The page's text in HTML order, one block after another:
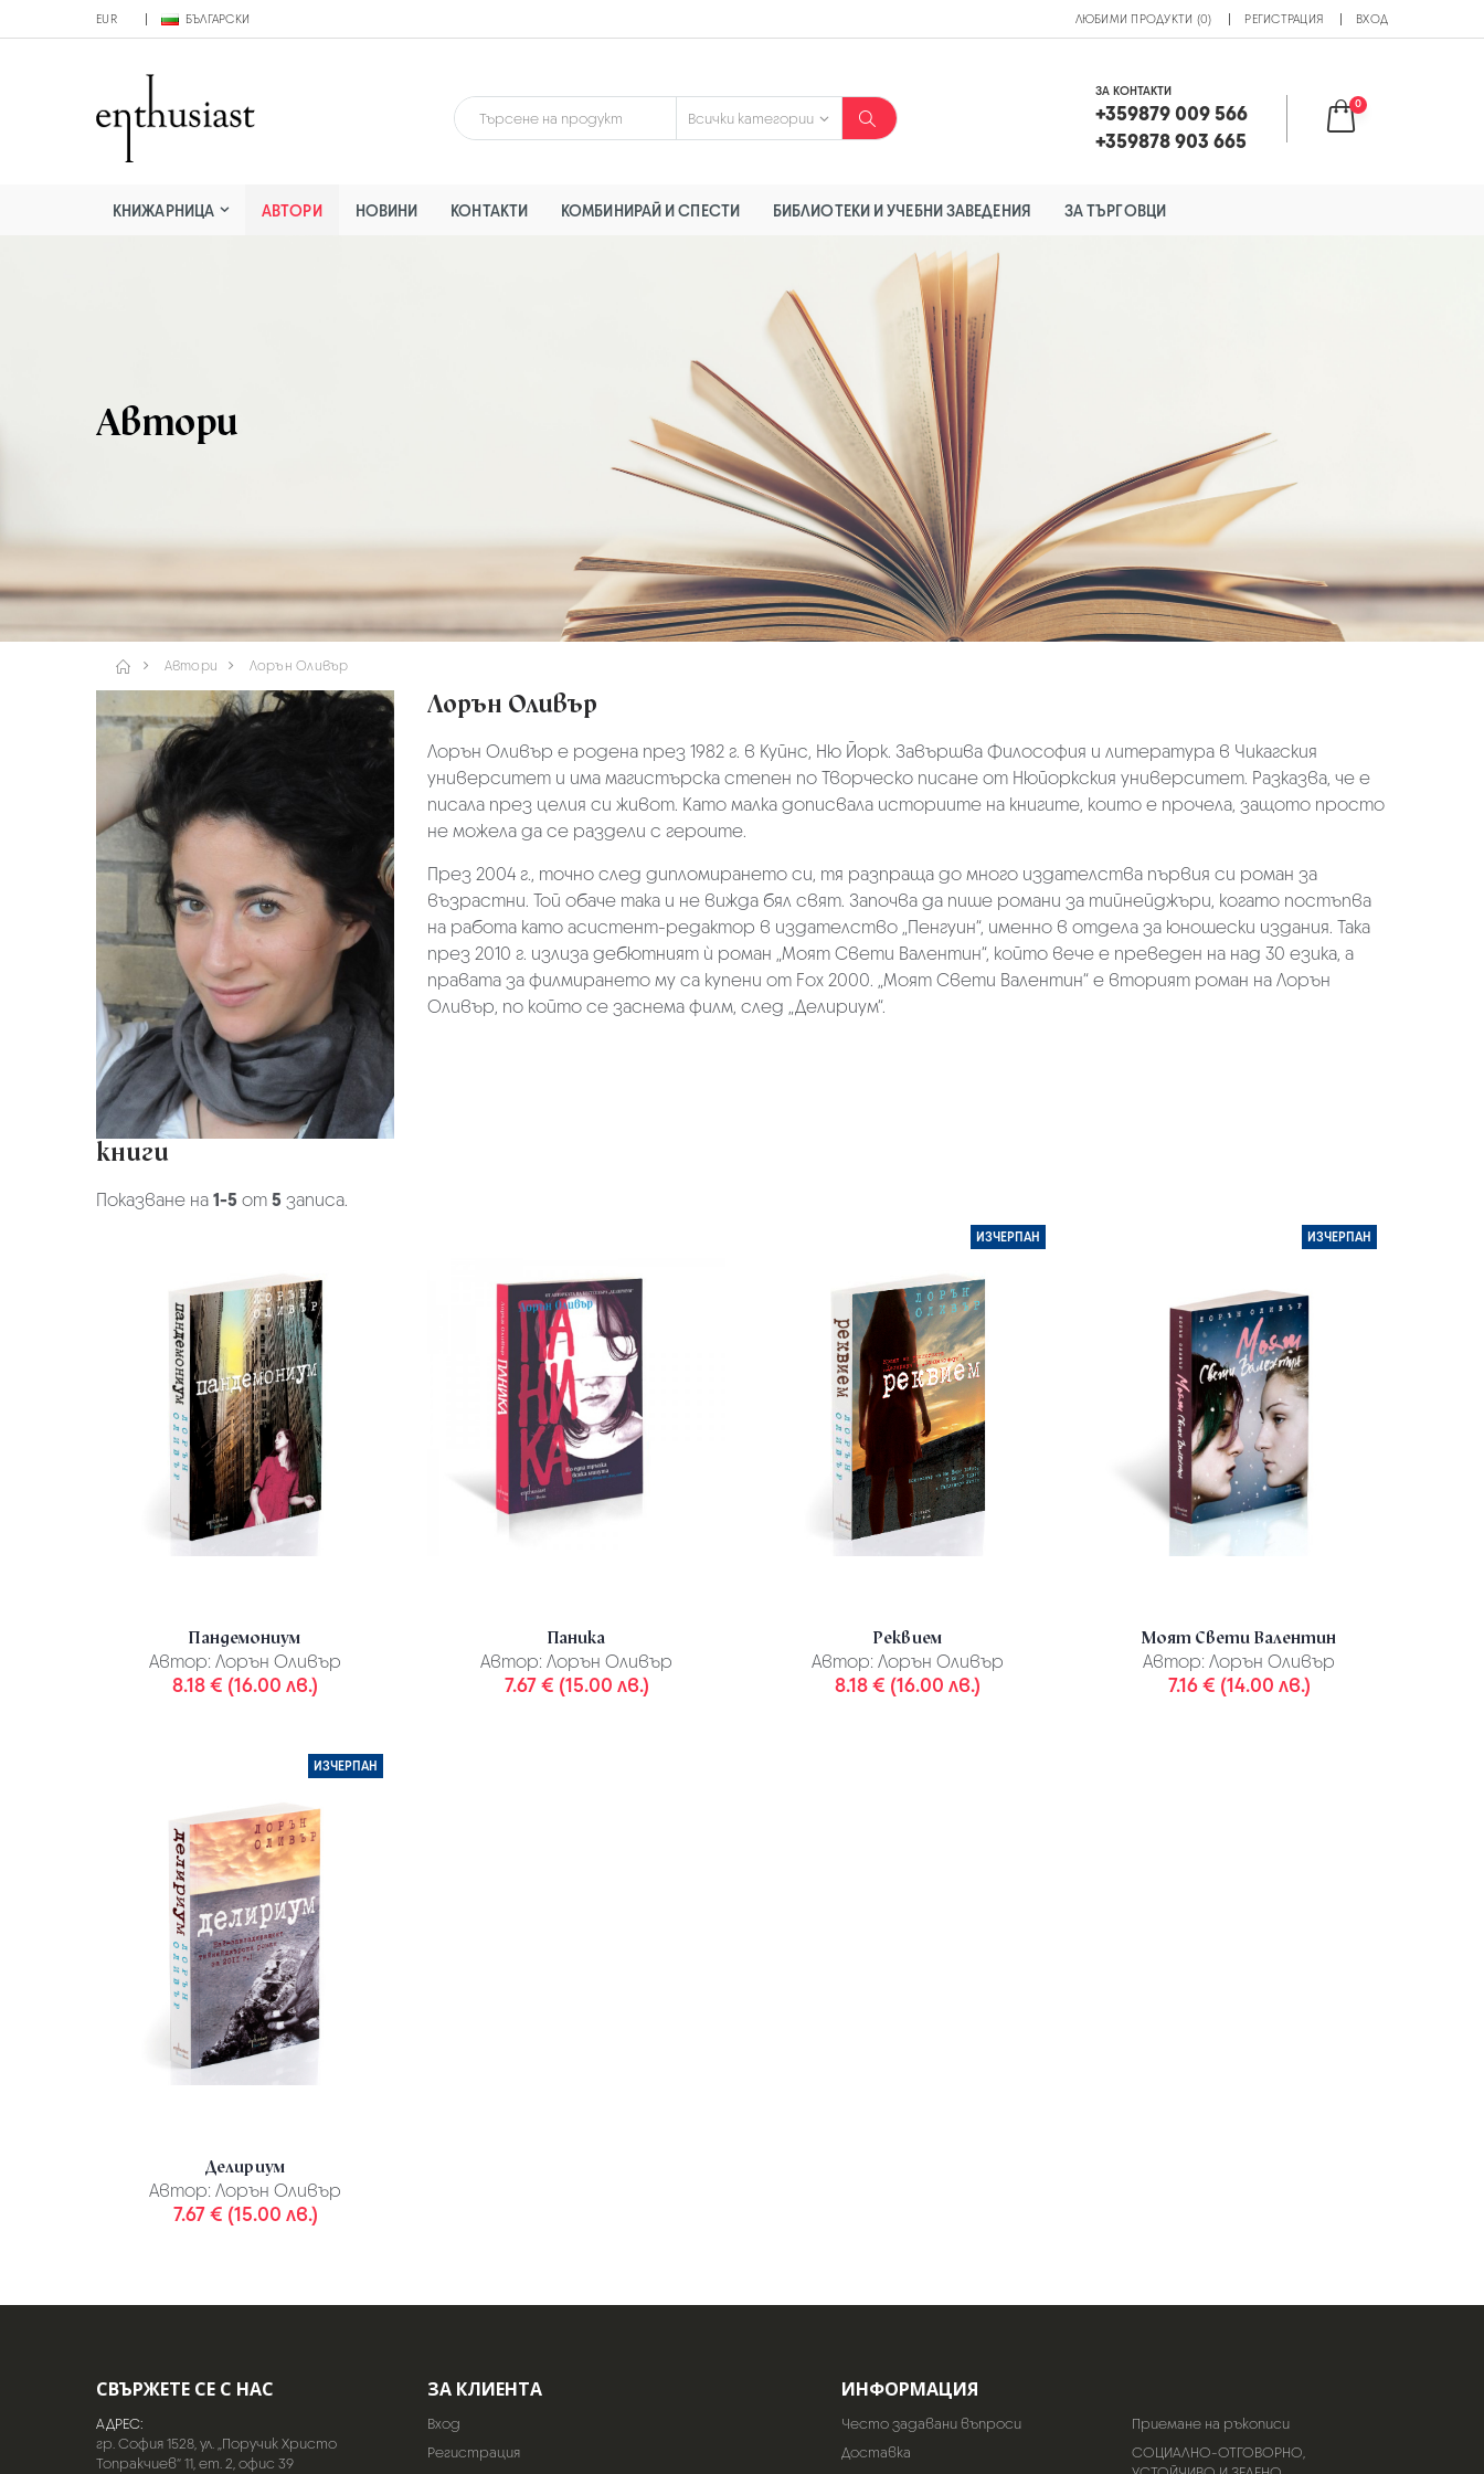
EUR БЪЛГАРСКИ ЛЮБИМИ ПРОДУКТИ (0) РЕГИСТРАЦИЯ ВХОД
ЗА КОНТАКТИ
+359879 009 566
+359878 903 665
0
КНИЖАРНИЦА АВТОРИ НОВИНИ КОНТАКТИ КОМБИНИРАЙ И СПЕСТИ БИБЛИОТЕКИ И УЧЕБНИ ЗАВЕДЕНИЯ ЗА ТЪРГОВЦИ
Автори
Автори Лорън Оливър
Лорън Оливър
Лорън Оливър е родена през 1982 г. в Куйнс, Ню Йорк. Завършва Философия и литература в Чикагския
университет и има магистърска степен по Творческо писане от Нюйоркския университет. Разказва, че е
писала през целия си живот. Като малка дописвала историите на книгите, които е прочела, защото просто
не можела да се раздели с героите.
През 2004 г., точно след дипломирането си, тя разпраща до много издателства първия си роман за
възрастни. Той обаче така и не вижда бял свят. Започва да пише романи за тийнейджъри, когато постъпва
на работа като асистент-редактор в издателство „Пенгуин“, именно в отдела за юношески издания. Така
през 2010 г. излиза дебютният ѝ роман „Моят Свети Валентин“, който вече е преведен на над 30 езика, а
правата за филмирането му са купени от Fox 2000. „Моят Свети Валентин“ е вторият роман на Лорън
Оливър, по който се заснема филм, след „Делириум“.
книги
Показване на1-5 от5 записа.
Пандемониум
Автор: Лорън Оливър
8.18 € (16.00 лв.)
Паника
Автор: Лорън Оливър
7.67 € (15.00 лв.)
ИЗЧЕРПАН
Реквием
Автор: Лорън Оливър
8.18 € (16.00 лв.)
ИЗЧЕРПАН
Моят Свети Валентин
Автор: Лорън Оливър
7.16 € (14.00 лв.)
ИЗЧЕРПАН
Делириум
Автор: Лорън Оливър
7.67 € (15.00 лв.)
СВЪРЖЕТЕ СЕ С НАС
АДРЕС:
гр. София 1528, ул. „Поручик Христо
Топракчиев“ 11, ет. 2, офис 39
ЗА КЛИЕНТА
Вход
Регистрация
ИНФОРМАЦИЯ
Често задавани въпроси
Доставка
Приемане на ръкописи
СОЦИАЛНО-ОТГОВОРНО,